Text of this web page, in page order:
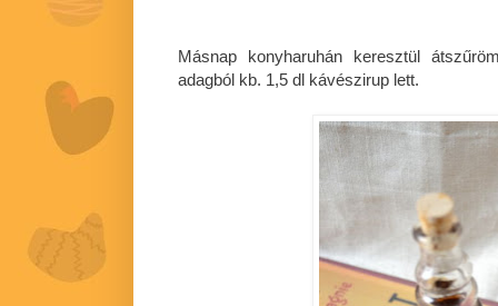
Másnap konyharuhán keresztül
adagból kb. 1,5 dl kávészirup lett.